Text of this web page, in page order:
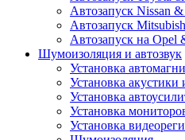
Автозапуск Nissan
Автозапуск
Автозапуск на Opel
Шумоизоляция и автозвук
Установка
Установка акустики
Установка
Установка
Установка